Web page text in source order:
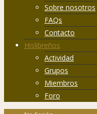
Sobre nosotros
FAQs
Contacto
Hislibreños
Actividad
Grupos
Miembros
Foro